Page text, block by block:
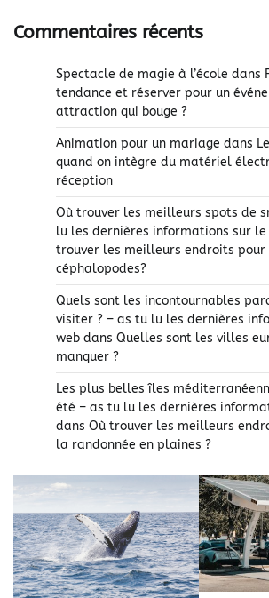
Commentaires récents
Spectacle de magie à l’école dans
tendance et réserver pour un
attraction qui bouge ?
Animation pour un mariage dans
quand on intègre du matériel
réception
Où trouver les meilleurs spots de
lu les dernières informations sur le
trouver les meilleurs endroits pour
céphalopodes?
Quels sont les incontournables
visiter ? – as tu lu les dernières
web dans Quelles sont les villes
manquer ?
Les plus belles îles
été – as tu lu les dernières
dans Où trouver les meilleurs
la randonnée en plaines ?